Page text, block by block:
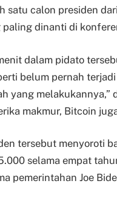
satu calon presiden
paling dinanti di
dalam pidato
belum pernah
yang melakukannya,”
makmur, Bitcoin
tersebut menyoroti
selama empat
pemerintahan Joe